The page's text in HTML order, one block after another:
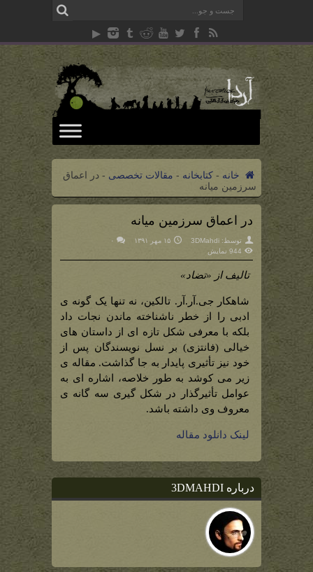
خانه - کتابخانه - مقالات تخصصی - در اعماق
سرزمین میانه
در اعماق سرزمین میانه
توسط: 3DMahdi ۱۵ مهر ۱۳۹۱
۰
944 نمایش
تالیف از «تضاد»
شاهکار جی.آر.آر. تالکین، نه تنها یک گونه ی
ادبی را از خطر ناشناخته ماندن نجات داد
بلکه با معرفی شکل تازه ای از داستان های
خیالی (فانتزی) بر نسل نویسندگان پس از
خود نیز تأثیری پایدار به جا گذاشت. مقاله ی
زیر می کوشد به طور خلاصه، اشاره ای به
عوامل تأثیرگذار در شکل گیری سه گانه ی
معروف وی داشته باشد.
لینک دانلود مقاله
درباره 3DMAHDI